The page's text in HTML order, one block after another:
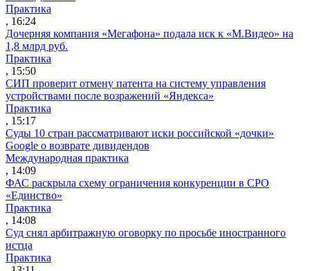
Практика
, 16:24
Дочерняя компания «Мегафона» подала иск к «М.Видео» на
1,8 млрд руб.
Практика
, 15:50
СИП проверит отмену патента на систему управления
устройствами после возражений «Яндекса»
Практика
, 15:17
Суды 10 стран рассматривают иски российской «дочки»
Google о возврате дивидендов
Международная практика
, 14:09
ФАС раскрыла схему ограничения конкуренции в СРО
«Единство»
Практика
, 14:08
Суд снял арбитражную оговорку по просьбе иностранного
истца
Практика